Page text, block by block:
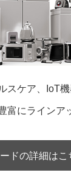
スケア、IoT
富にラインア
ドの詳細はこ